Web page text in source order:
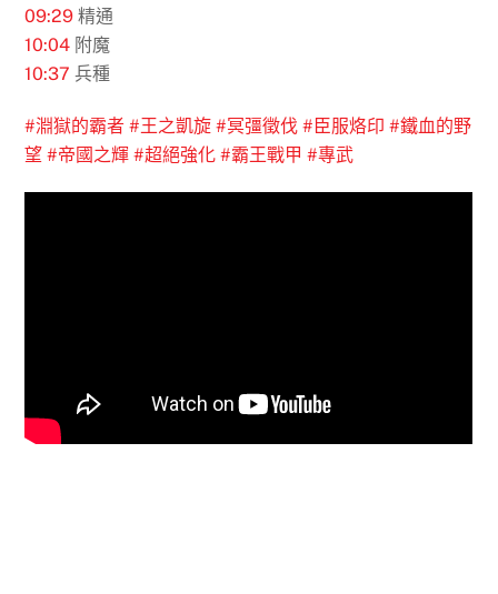
09:29 ​ 精通
10:04 附魔
10:37 ​ 兵種
#淵獄的霸者 #王之凱旋 #冥彊徵伐 #臣服烙印 #鐵血的野
望​ #帝國之輝​ #超絕強化​ #霸王戰甲​ #專武